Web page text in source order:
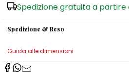
Spedizione gratuita a partire
Spedizione & Reso
Guida alle dimensioni